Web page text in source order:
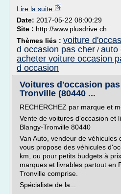
Lire la suite
Date: 2017-05-22 08:00:29
Site : http://www.plusdrive.ch
Thèmes liés : voiture
d occasion pas cher / auto
acheter voiture occasion
d occasion
Voitures d'occasion
Tronville (80440 ...
RECHERCHEZ par marque et
Vente de voitures d'occasion et
Blangy-Tronville 80440
Van Auto, vendeur de véhicules
vous propose des véhicules
km, ou pour petits budgets à
marques et livrables partout en
Tronville comprise.
Spécialiste de la...